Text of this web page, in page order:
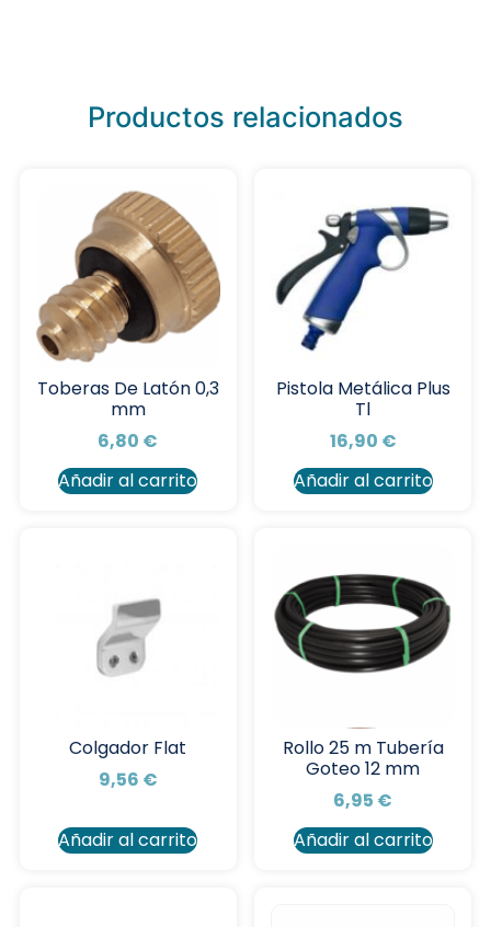
Productos relacionados
Toberas De Latón 0,3
mm
6,80 €
Añadir al carrito
Pistola Metálica Plus
Tl
16,90 €
Añadir al carrito
Colgador Flat
9,56 €
Añadir al carrito
Rollo 25 m Tubería
Goteo 12 mm
6,95 €
Añadir al carrito